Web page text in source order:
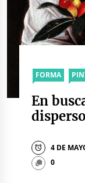
FORMA
En
4 DE
0